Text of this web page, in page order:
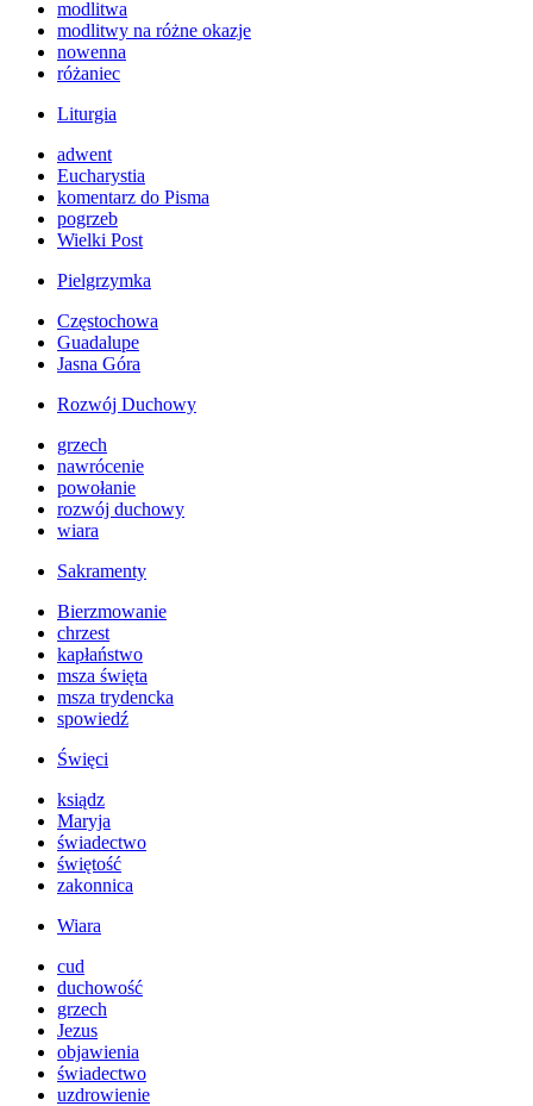
modlitwa
modlitwy na różne okazje
nowenna
różaniec
Liturgia
adwent
Eucharystia
komentarz do Pisma
pogrzeb
Wielki Post
Pielgrzymka
Częstochowa
Guadalupe
Jasna Góra
Rozwój Duchowy
grzech
nawrócenie
powołanie
rozwój duchowy
wiara
Sakramenty
Bierzmowanie
chrzest
kapłaństwo
msza święta
msza trydencka
spowiedź
Święci
ksiądz
Maryja
świadectwo
świętość
zakonnica
Wiara
cud
duchowość
grzech
Jezus
objawienia
świadectwo
uzdrowienie